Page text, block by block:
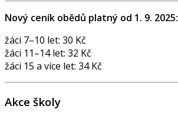
Nový ceník obědů platný od 1. 9. 2025:
žáci 7–10 let: 30 Kč
žáci 11–14 let: 32 Kč
žáci 15 a více let: 34 Kč
Akce školy